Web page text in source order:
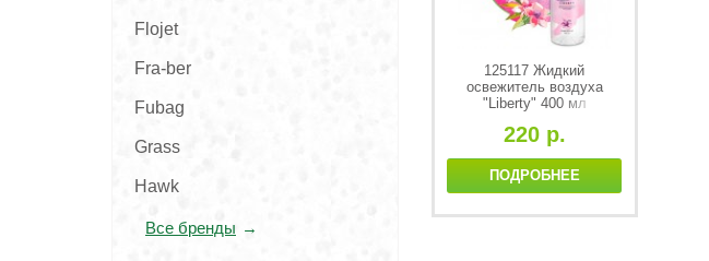
Flojet
Fra-ber
Fubag
Grass
Hawk
Все бренды
125117 Жидкий
освежитель воздуха
"Liberty" 400 мл
220 р.
ПОДРОБНЕЕ